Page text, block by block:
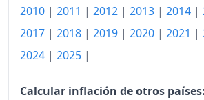
1986
1987
2010 | 2011 | 2012 | 2013 | 2014 |
2017 | 2018 | 2019 | 2020 | 2021 |
2024 | 2025 |
Calcular inflación de otros países: